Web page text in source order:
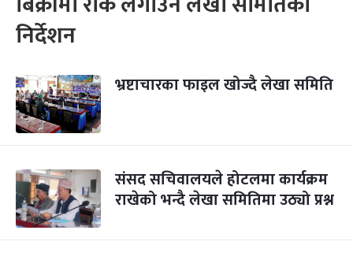
निर्देशन
भ्रष्टाचारका फाइल खोज्दै लेखा समिति
संसद सचिवालयले होटलमा कार्यक्रम
राखेको भन्दै लेखा समितिमा उठ्यो प्रश्न